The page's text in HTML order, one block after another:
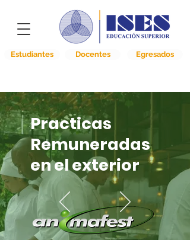
Estudiantes Docentes Egresados
Practicas
Remuneradas
en el exterior